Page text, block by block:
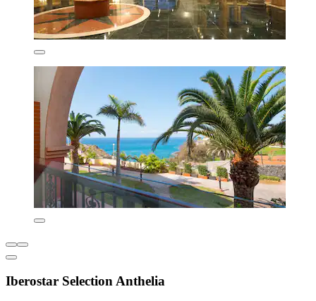
Iberostar Selection Anthelia